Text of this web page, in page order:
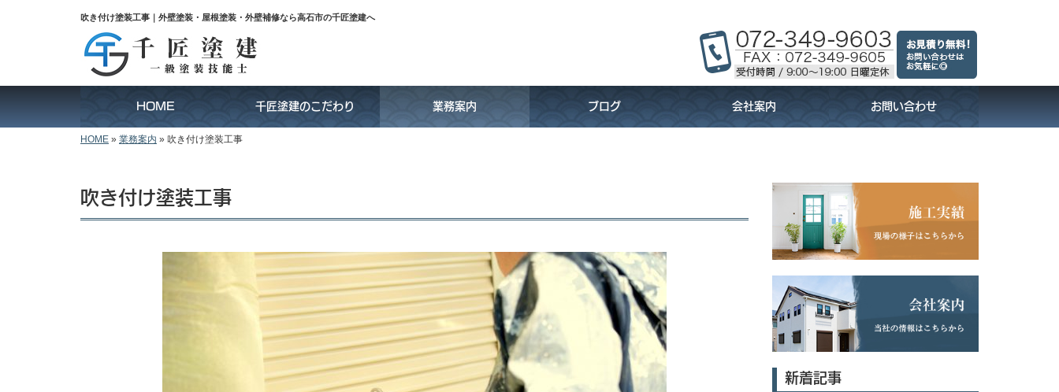
吹き付け塗装工事｜外壁塗装・屋根塗装・外壁補修なら高石市の千匠塗建へ
HOME 千匠塗建のこだわり 業務案内 ブログ 会社案内 お問い合わせ
HOME » 業務案内 » 吹き付け塗装工事
吹き付け塗装工事
新着記事